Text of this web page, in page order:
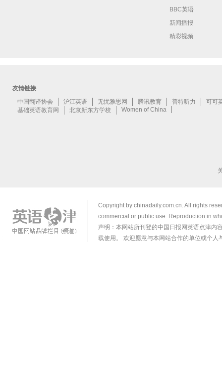
BBC英语
新闻播报
精彩视频
Copyright by chinadaily.com.cn. All rights
commercial or public use. Reproduction in
声明：本网站所刊登的中国日报网英语点津内
载使用。 欢迎愿意与本网站合作的单位或个人